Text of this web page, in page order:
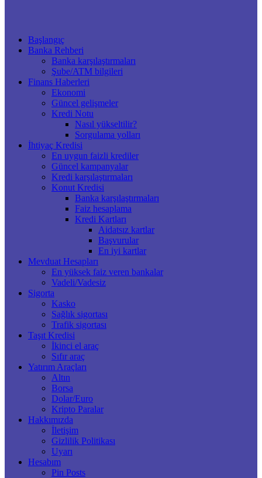
Başlangıç
Banka Rehberi
Banka karşılaştırmaları
Şube/ATM bilgileri
Finans Haberleri
Ekonomi
Güncel gelişmeler
Kredi Notu
Nasıl yükseltilir?
Sorgulama yolları
İhtiyaç Kredisi
En uygun faizli krediler
Güncel kampanyalar
Kredi karşılaştırmaları
Konut Kredisi
Banka karşılaştırmaları
Faiz hesaplama
Kredi Kartları
Aidatsız kartlar
Başvurular
En iyi kartlar
Mevduat Hesapları
En yüksek faiz veren bankalar
Vadeli/Vadesiz
Sigorta
Kasko
Sağlık sigortası
Trafik sigortası
Taşıt Kredisi
İkinci el araç
Sıfır araç
Yatırım Araçları
Altın
Borsa
Dolar/Euro
Kripto Paralar
Hakkımızda
İletişim
Gizlilik Politikası
Uyarı
Hesabım
Pin Posts